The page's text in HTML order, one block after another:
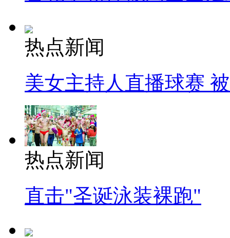
热点新闻
美女主持人直播球赛
热点新闻
直击"圣诞泳装裸跑"